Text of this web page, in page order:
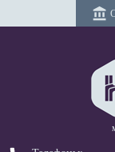
account_balance